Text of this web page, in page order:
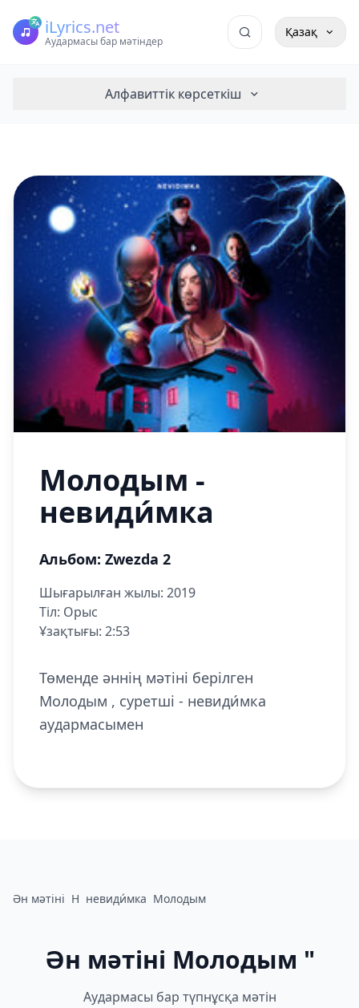
iLyrics.net
Аудармасы бар мәтіндер
Қазақ
Алфавиттік көрсеткіш
Молодым -
невиди́мка
Альбом: Zwezda 2
Шығарылған жылы: 2019
Тіл: Орыс
Ұзақтығы: 2:53
Төменде әннің мәтіні берілген
Молодым , суретші - невиди́мка
аудармасымен
Ән мәтіні Н невиди́мка Молодым
Ән мәтіні Молодым "
Аудармасы бар түпнұсқа мәтін